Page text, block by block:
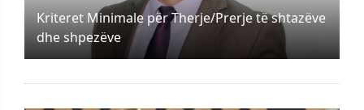
Kriteret Minimale për Therje/Prerje të shtazëve
dhe shpezëve